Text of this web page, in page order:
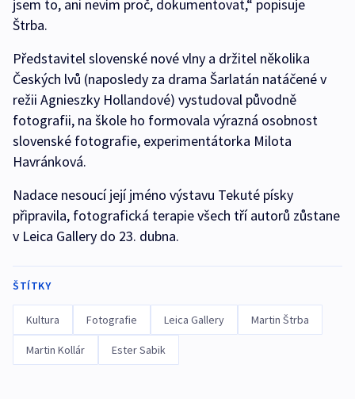
jsem to, ani nevím proč, dokumentovat,“ popisuje
Štrba.
Představitel slovenské nové vlny a držitel několika
Českých lvů (naposledy za drama Šarlatán natáčené v
režii Agnieszky Hollandové) vystudoval původně
fotografii, na škole ho formovala výrazná osobnost
slovenské fotografie, experimentátorka Milota
Havránková.
Nadace nesoucí její jméno výstavu Tekuté písky
připravila, fotografická terapie všech tří autorů zůstane
v Leica Gallery do 23. dubna.
ŠTÍTKY
Kultura Fotografie Leica Gallery Martin Štrba
Martin Kollár Ester Sabik